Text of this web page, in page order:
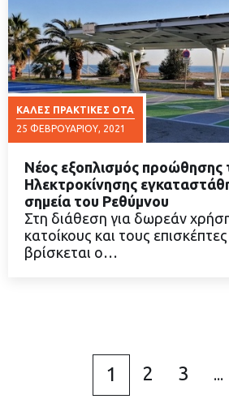
ΚΑΛΈΣ ΠΡΑΚΤΙΚΈΣ ΟΤΑ
25 ΦΕΒΡΟΥΑΡΊΟΥ, 2021
ΔΙΑΒΑΣΤΕ
Νέος εξοπλισμός προώθησης
Ηλεκτροκίνησης
σημεία του Ρεθύμνου
Στη διάθεση για δωρεάν
κατοίκους και τους
βρίσκεται ο…
1 2 3 ...